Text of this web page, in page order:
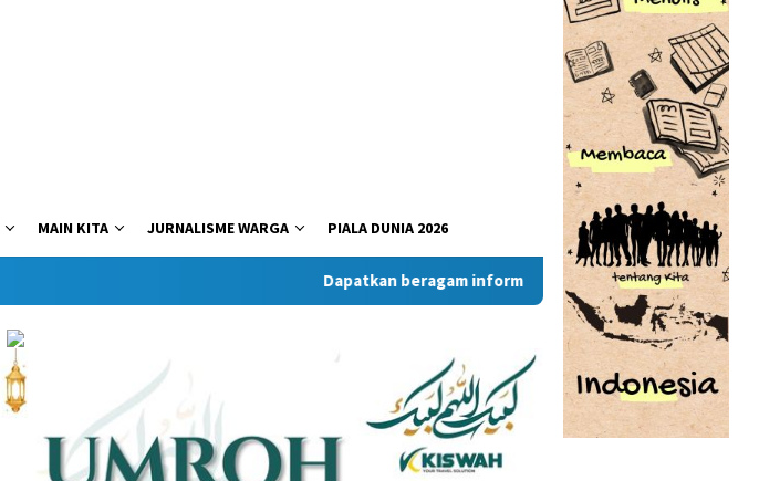
MAIN KITA JURNALISME WARGA PIALA DUNIA 2026
Dapatkan beragam informasi dan berita menarik dari situs